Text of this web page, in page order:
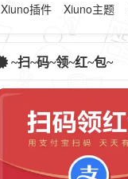
Xiuno插件 Xiuno主题
~扫~码~领~红~包~